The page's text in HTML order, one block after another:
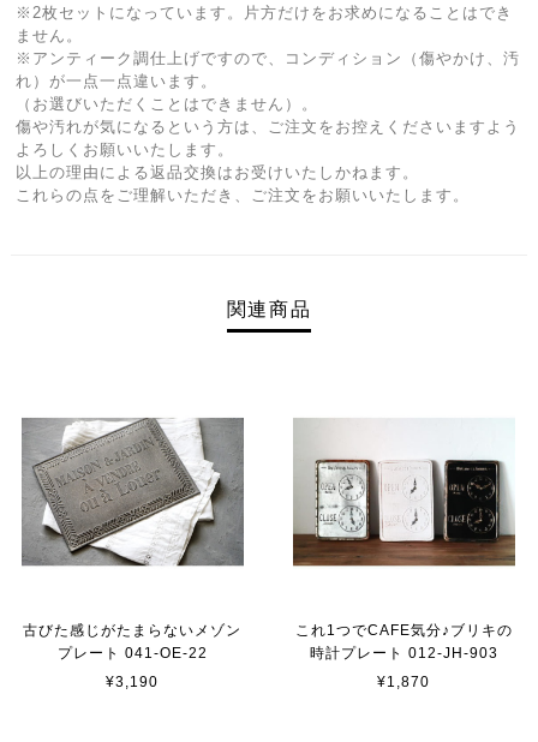
※2枚セットになっています。片方だけをお求めになることはでき
ません。
※アンティーク調仕上げですので、コンディション（傷やかけ、汚
れ）が一点一点違います。
（お選びいただくことはできません）。
傷や汚れが気になるという方は、ご注文をお控えくださいますよう
よろしくお願いいたします。
以上の理由による返品交換はお受けいたしかねます。
これらの点をご理解いただき、ご注文をお願いいたします。
関連商品
古びた感じがたまらないメゾン
プレート 041-OE-22
¥3,190
これ1つでCAFE気分♪ブリキの
時計プレート 012-JH-903
¥1,870